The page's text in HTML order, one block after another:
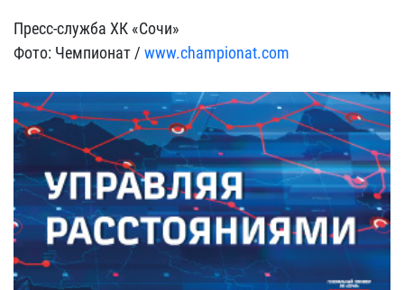
Пресс-служба ХК «Сочи»
Фото: Чемпионат / www.championat.com